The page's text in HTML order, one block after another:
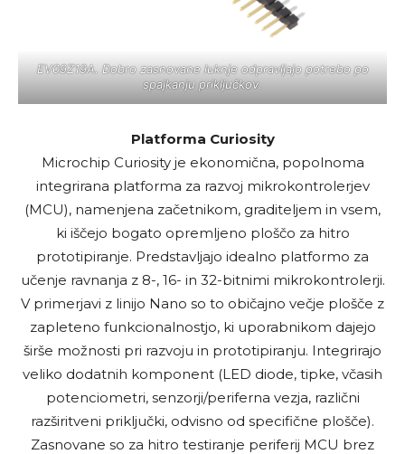
EV09Z19A. Dobro zasnovane luknje odpravljajo potrebo po
spajkanju priključkov.
Platforma Curiosity
Microchip Curiosity je ekonomična, popolnoma
integrirana platforma za razvoj mikrokontrolerjev
(MCU), namenjena začetnikom, graditeljem in vsem,
ki iščejo bogato opremljeno ploščo za hitro
prototipiranje. Predstavljajo idealno platformo za
učenje ravnanja z 8-, 16- in 32-bitnimi mikrokontrolerji.
V primerjavi z linijo Nano so to običajno večje plošče z
zapleteno funkcionalnostjo, ki uporabnikom dajejo
širše možnosti pri razvoju in prototipiranju. Integrirajo
veliko dodatnih komponent (LED diode, tipke, včasih
potenciometri, senzorji/periferna vezja, različni
razširitveni priključki, odvisno od specifične plošče).
Zasnovane so za hitro testiranje periferij MCU brez